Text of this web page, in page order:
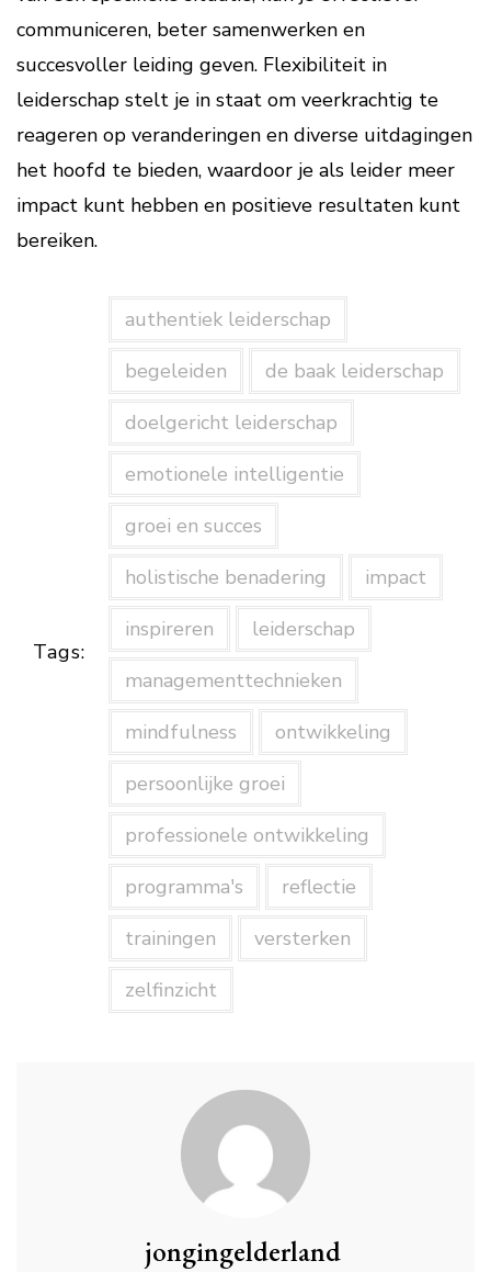
communiceren, beter samenwerken en
succesvoller leiding geven. Flexibiliteit in
leiderschap stelt je in staat om veerkrachtig te
reageren op veranderingen en diverse uitdagingen
het hoofd te bieden, waardoor je als leider meer
impact kunt hebben en positieve resultaten kunt
bereiken.
Tags:
authentiek leiderschap
begeleiden
de baak leiderschap
doelgericht leiderschap
emotionele intelligentie
groei en succes
holistische benadering
impact
inspireren
leiderschap
managementtechnieken
mindfulness
ontwikkeling
persoonlijke groei
professionele ontwikkeling
programma's
reflectie
trainingen
versterken
zelfinzicht
jongingelderland